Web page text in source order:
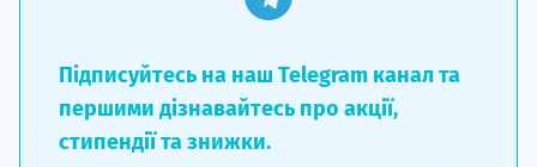
Підписуйтесь на наш Telegram канал та
першими дізнавайтесь про акції,
стипендії та знижки.